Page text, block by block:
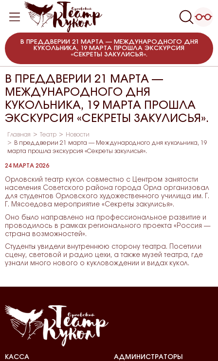
В ПРЕДДВЕРИИ 21 МАРТА — МЕЖДУНАРОДНОГО ДНЯ
КУКОЛЬНИКА, 19 МАРТА ПРОШЛА ЭКСКУРСИЯ
«СЕКРЕТЫ ЗАКУЛИСЬЯ».
В ПРЕДДВЕРИИ 21 МАРТА —
МЕЖДУНАРОДНОГО ДНЯ
КУКОЛЬНИКА, 19 МАРТА ПРОШЛА
ЭКСКУРСИЯ «СЕКРЕТЫ ЗАКУЛИСЬЯ».
Главная Театр
Новости
В преддверии 21 марта — Международного дня кукольника, 19
марта прошла экскурсия «Секреты закулисья».
24 МАРТА 2026
Орловский театр кукол совместно с Центром занятости
населения Советского района города Орла организовал
для студентов Орловского художественного училища им. Г.
Г. Мясоедова мероприятие «Секреты закулисья».
Оно было направлено на профессиональное развитие и
проводилось в рамках регионального проекта «Россия —
страна возможностей».
Студенты увидели внутреннюю сторону театра. Посетили
сцену, световой и радио цехи, а также музей театра, где
узнали много нового о кукловождении и видах кукол.
КАССА
АДМИНИСТРАТОРЫ